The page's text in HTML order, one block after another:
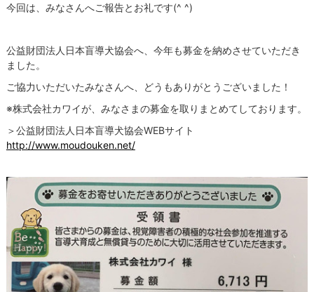
今回は、みなさんへご報告とお礼です(^ ^)
公益財団法人日本盲導犬協会へ、今年も募金を納めさせていただき
ました。
ご協力いただいたみなさんへ、どうもありがとうございました！
※株式会社カワイが、みなさまの募金を取りまとめてしております。
＞公益財団法人日本盲導犬協会WEBサイト
http://www.moudouken.net/